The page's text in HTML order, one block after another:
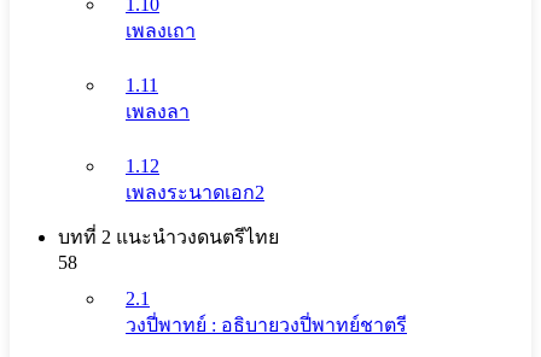
1.10
เพลงเถา
1.11
เพลงลา
1.12
เพลงระนาดเอก2
บทที่ 2 แนะนําวงดนตรีไทย
58
2.1
วงปี่พาทย์ : อธิบายวงปี่พาทย์ชาตรี